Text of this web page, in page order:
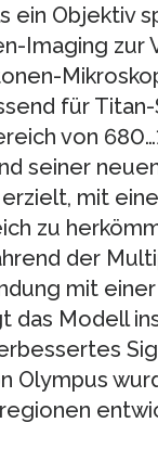
ein Objektiv
Imaging zur
für
von
seiner
mit
zu
der
mit
das Modell
Olympus